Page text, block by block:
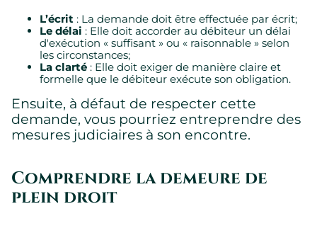
L’écrit : La demande doit être effectuée par écrit;
Le délai : Elle doit accorder au débiteur un délai
d'exécution « suffisant » ou « raisonnable » selon
les circonstances;
La clarté : Elle doit exiger de manière claire et
formelle que le débiteur exécute son obligation.
Ensuite, à défaut de respecter cette
demande, vous pourriez entreprendre des
mesures judiciaires à son encontre.
Comprendre la demeure de
plein droit